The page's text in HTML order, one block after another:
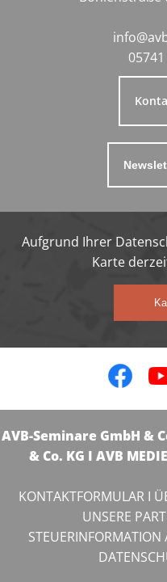
Aufgrund Ihrer
Karte
AVB-Seminare GmbH &
& Co. KG I AVB
KONTAKTFORMULARI
UNSERE
STEUERINFORMATION